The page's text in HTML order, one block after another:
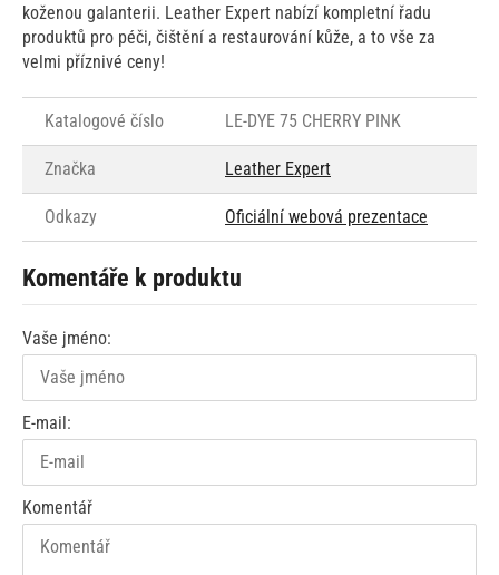
koženou galanterii. Leather Expert nabízí kompletní řadu
produktů pro péči, čištění a restaurování kůže, a to vše za
velmi příznivé ceny!
Katalogové číslo LE-DYE 75 CHERRY PINK
Značka Leather Expert
Odkazy Oficiální webová prezentace
Komentáře k produktu
Vaše jméno:
E-mail:
Komentář